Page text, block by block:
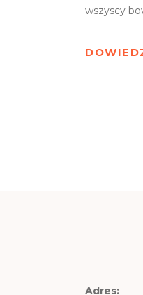
wszyscy
Adres: